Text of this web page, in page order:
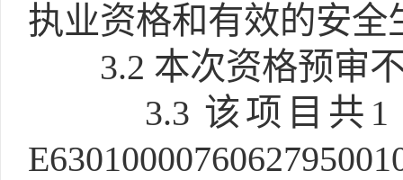
执业资格和有效的安
3.2 本次资格预审
3.3 该项目共